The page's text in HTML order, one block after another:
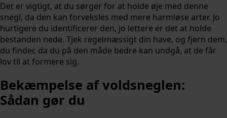
Det er vigtigt, at du sørger for at holde øje med denne
snegl, da den kan forveksles med mere harmløse arter. Jo
hurtigere du identificerer den, jo lettere er det at holde
bestanden nede. Tjek regelmæssigt din have, og fjern dem,
du finder, da du på den måde bedre kan undgå, at de får
lov til at formere sig.
Bekæmpelse af voldsneglen:
Sådan gør du